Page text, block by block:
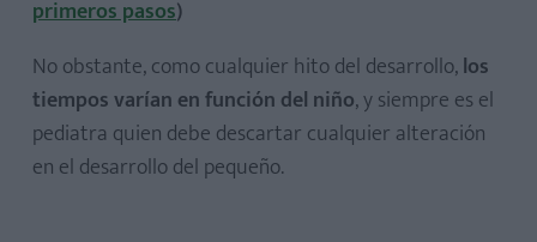
primeros pasos)
No obstante, como cualquier hito del desarrollo,los
tiempos varían en función del niño, y siempre es el
pediatra quien debe descartar cualquier alteración
en el desarrollo del pequeño.